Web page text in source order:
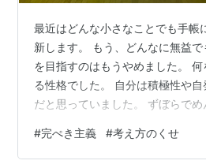
最近はどんな小さなことでも手帳
新します。 もう、どんなに無益
を目指すのはもうやめました。
る性格でした。 自分は積極性や
だと思っていました。 ずぼらでめ
あるとき、何事にも踏み出そうと
義」だからということに気づきま
#完ぺき主義 #考え方のくせ